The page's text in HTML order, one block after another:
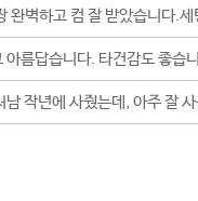
남 작년에 사줬는데, 아주 잘